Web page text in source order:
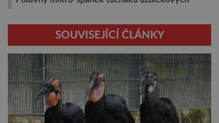
SOUVISEJÍCÍ ČLÁNKY